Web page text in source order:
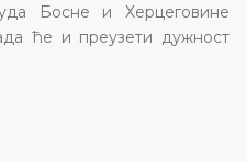
Босне и Херцеговине
ће и преузети дужност